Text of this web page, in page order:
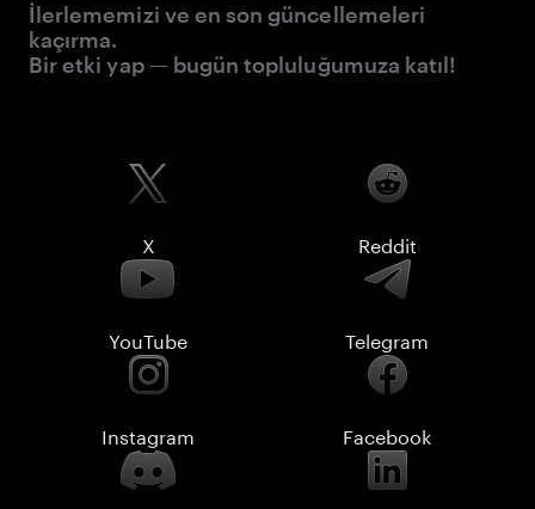
İlerlememizi ve en son güncellemeleri
kaçırma.
Bir etki yap — bugün topluluğumuza katıl!
X Reddit
YouTube Telegram
Instagram Facebook